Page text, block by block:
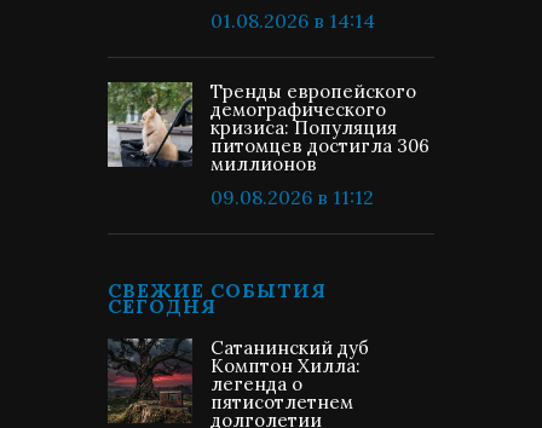
01.08.2026 в 14:14
Тренды европейского
демографического
кризиса: Популяция
питомцев достигла 306
миллионов
09.08.2026 в 11:12
СВЕЖИЕ СОБЫТИЯ
СЕГОДНЯ
Сатанинский дуб
Комптон Хилла:
легенда о
пятисотлетнем
долголетии